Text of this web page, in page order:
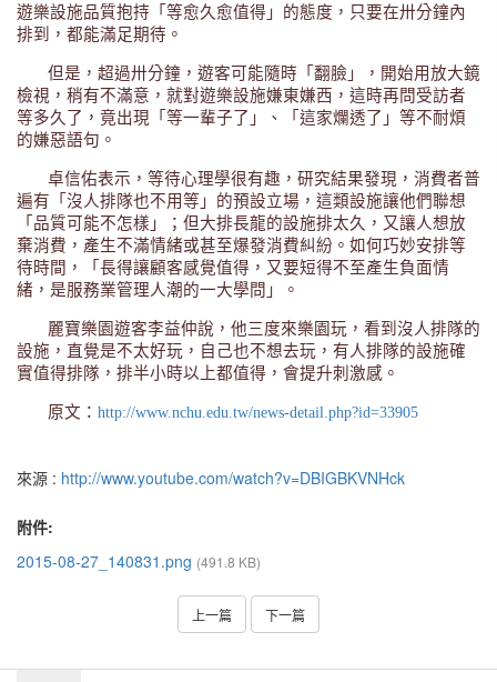
遊樂設施品質抱持「等愈久愈值得」的態度，只要在卅分鐘內
排到，都能滿足期待。
但是，超過卅分鐘，遊客可能隨時「翻臉」，開始用放大鏡
檢視，稍有不滿意，就對遊樂設施嫌東嫌西，這時再問受訪者
等多久了，竟出現「等一輩子了」、「這家爛透了」等不耐煩
的嫌惡語句。
卓信佑表示，等待心理學很有趣，研究結果發現，消費者普
遍有「沒人排隊也不用等」的預設立場，這類設施讓他們聯想
「品質可能不怎樣」；但大排長龍的設施排太久，又讓人想放
棄消費，產生不滿情緒或甚至爆發消費糾紛。如何巧妙安排等
待時間，「長得讓顧客感覺值得，又要短得不至產生負面情
緒，是服務業管理人潮的一大學問」。
麗寶樂園遊客李益仲說，他三度來樂園玩，看到沒人排隊的
設施，直覺是不太好玩，自己也不想去玩，有人排隊的設施確
實值得排隊，排半小時以上都值得，會提升刺激感。
原文： http://www.nchu.edu.tw/news-detail.php?id=33905
來源 : http://www.youtube.com/watch?v=DBIGBKVNHck
附件:
2015-08-27_140831.png (491.8 KB)
上一篇 下一篇